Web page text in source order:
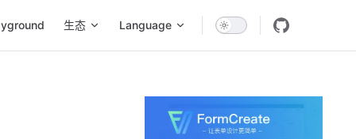
生态 Language